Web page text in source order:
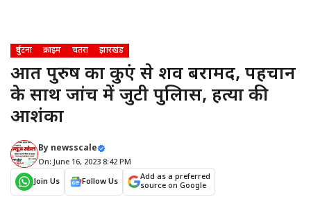
दुर्घटना क्राइम चतरा झारखंड
अज्ञात पुरुष का कुएं से शव बरामद, पहचान
के साथ जांच में जुटी पुलिास, हत्या की
आशंका
By newsscale
On: June 16, 2023 8:42 PM
Join Us
Follow Us
Add as a preferred
source on Google